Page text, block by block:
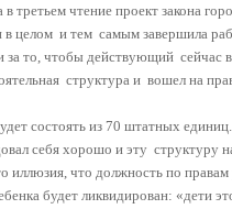
в третьем чтение проект закона
в целом и тем самым завершила
за то, чтобы действующий сейчас в
структура и вошел на
состоять из 70 штатных
себя хорошо и эту структуру
иллюзия, что должность по
будет ликвидирован: «дети